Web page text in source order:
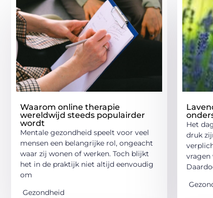
Waarom online therapie
wereldwijd steeds populairder
wordt
Mentale gezondheid speelt voor veel
mensen een belangrijke rol, ongeacht
waar zij wonen of werken. Toch blijkt
het in de praktijk niet altijd eenvoudig
om
Gezondheid
Het
druk
vragen